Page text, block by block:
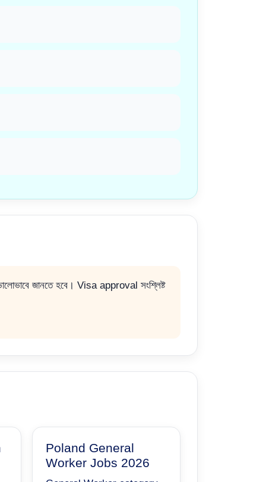
ভালোভাবে জানতে হবে। Visa approval সংশ্লিষ্ট
Poland General
Worker Jobs 2026